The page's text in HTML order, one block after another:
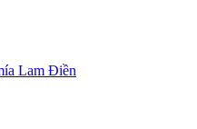
Lam Điền